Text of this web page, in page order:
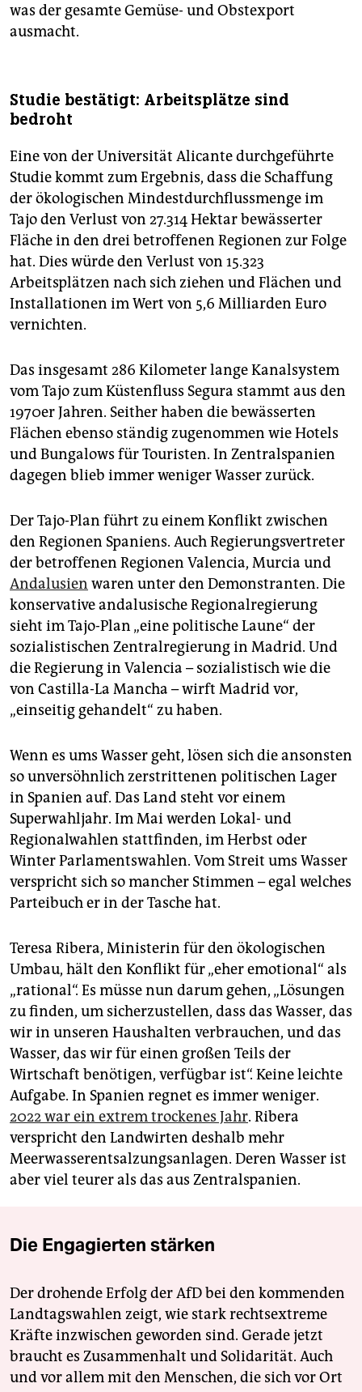
was der gesamte Gemüse- und Obstexport
ausmacht.
Studie bestätigt: Arbeitsplätze sind
bedroht
Eine von der Universität Alicante durchgeführte
Studie kommt zum Ergebnis, dass die Schaffung
der ökologischen Mindestdurchflussmenge im
Tajo den Verlust von 27.314 Hektar bewässerter
Fläche in den drei betroffenen Regionen zur Folge
hat. Dies würde den Verlust von 15.323
Arbeitsplätzen nach sich ziehen und Flächen und
Installationen im Wert von 5,6 Milliarden Euro
vernichten.
Das insgesamt 286 Kilometer lange Kanalsystem
vom Tajo zum Küstenfluss Segura stammt aus den
1970er Jahren. Seither haben die bewässerten
Flächen ebenso ständig zugenommen wie Hotels
und Bungalows für Touristen. In Zentralspanien
dagegen blieb immer weniger Wasser zurück.
Der Tajo-Plan führt zu einem Konflikt zwischen
den Regionen Spaniens. Auch Regierungsvertreter
der betroffenen Regionen Valencia, Murcia und
Andalusien waren unter den Demonstranten. Die
konservative andalusische Regionalregierung
sieht im Tajo-Plan „eine politische Laune“ der
sozialistischen Zentralregierung in Madrid. Und
die Regierung in Valencia – sozialistisch wie die
von Castilla-La Mancha – wirft Madrid vor,
„einseitig gehandelt“ zu haben.
Wenn es ums Wasser geht, lösen sich die ansonsten
so unversöhnlich zerstrittenen politischen Lager
in Spanien auf. Das Land steht vor einem
Superwahljahr. Im Mai werden Lokal- und
Regionalwahlen stattfinden, im Herbst oder
Winter Parlamentswahlen. Vom Streit ums Wasser
verspricht sich so mancher Stimmen – egal welches
Parteibuch er in der Tasche hat.
Teresa Ribera, Ministerin für den ökologischen
Umbau, hält den Konflikt für „eher emotional“ als
„rational“. Es müsse nun darum gehen, „Lösungen
zu finden, um sicherzustellen, dass das Wasser, das
wir in unseren Haushalten verbrauchen, und das
Wasser, das wir für einen großen Teils der
Wirtschaft benötigen, verfügbar ist“. Keine leichte
Aufgabe. In Spanien regnet es immer weniger.
2022 war ein extrem trockenes Jahr. Ribera
verspricht den Landwirten deshalb mehr
Meerwasser­entsalzungsanlagen. Deren Wasser ist
aber viel teurer als das aus Zentralspanien.
Die Engagierten stärken
Der drohende Erfolg der AfD bei den kommenden
Landtagswahlen zeigt, wie stark rechtsextreme
Kräfte inzwischen geworden sind. Gerade jetzt
braucht es Zusammenhalt und Solidarität. Auch
und vor allem mit den Menschen, die sich vor Ort